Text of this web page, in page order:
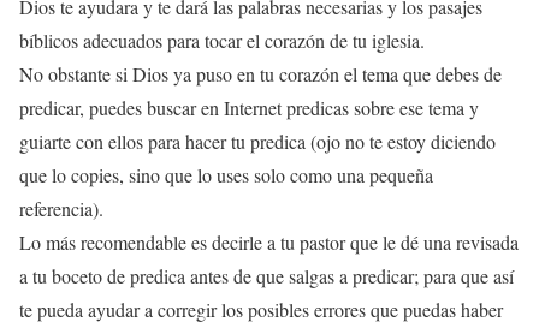
Dios te ayudara y te dará las palabras necesarias y los pasajes
bíblicos adecuados para tocar el corazón de tu iglesia.
No obstante si Dios ya puso en tu corazón el tema que debes de
predicar, puedes buscar en Internet predicas sobre ese tema y
guiarte con ellos para hacer tu predica (ojo no te estoy diciendo
que lo copies, sino que lo uses solo como una pequeña
referencia).
Lo más recomendable es decirle a tu pastor que le dé una revisada
a tu boceto de predica antes de que salgas a predicar; para que así
te pueda ayudar a corregir los posibles errores que puedas haber